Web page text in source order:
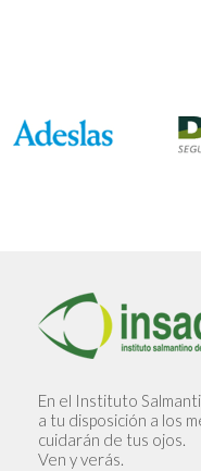
En el Instituto
a tu disposición a los
cuidarán de tus ojos.
Ven y verás.